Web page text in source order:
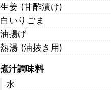
生姜 (甘酢漬け)
白いりごま
油揚げ
熱湯 (油抜き用)
煮汁調味料
水